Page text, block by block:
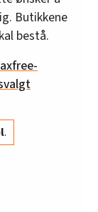
Butikkene
bestå.
.